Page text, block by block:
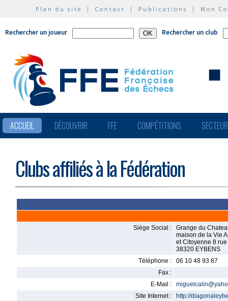
Plan du site | Contact | Publications | Mon
Rechercher un joueur Rechercher un club
ACCUEIL DÉCOUVRIR FFE COMPÉTITIONS
Clubs affiliés à la Fédération
Siège Social :
Grange du
maison de la Vie
et Citoyenne 8
38320 EYBENS
Téléphone :
06 10 48 93 87
Fax :
E-Mail :
Site Internet :
http://